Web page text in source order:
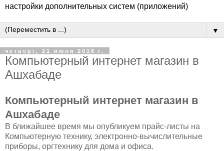
настройки дополнительных систем (приложений)
▼
четверг, 21 июля 2016 г.
Компьютерный интернет магазин в
Ашхабаде
Компьютерный интернет магазин в
Ашхабаде
В ближайшее время мы опубликуем прайс-листы на
Компьютерную технику, электронно-вычислительные
приборы, оргтехнику для дома и офиса.